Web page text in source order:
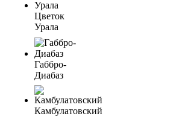
Цветок
Урала
Габбро-
Диабаз
Камбулатовский